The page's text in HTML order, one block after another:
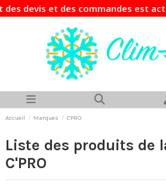
des commandes est
Accueil Marques C'PRO
Liste des produits de
C'PRO